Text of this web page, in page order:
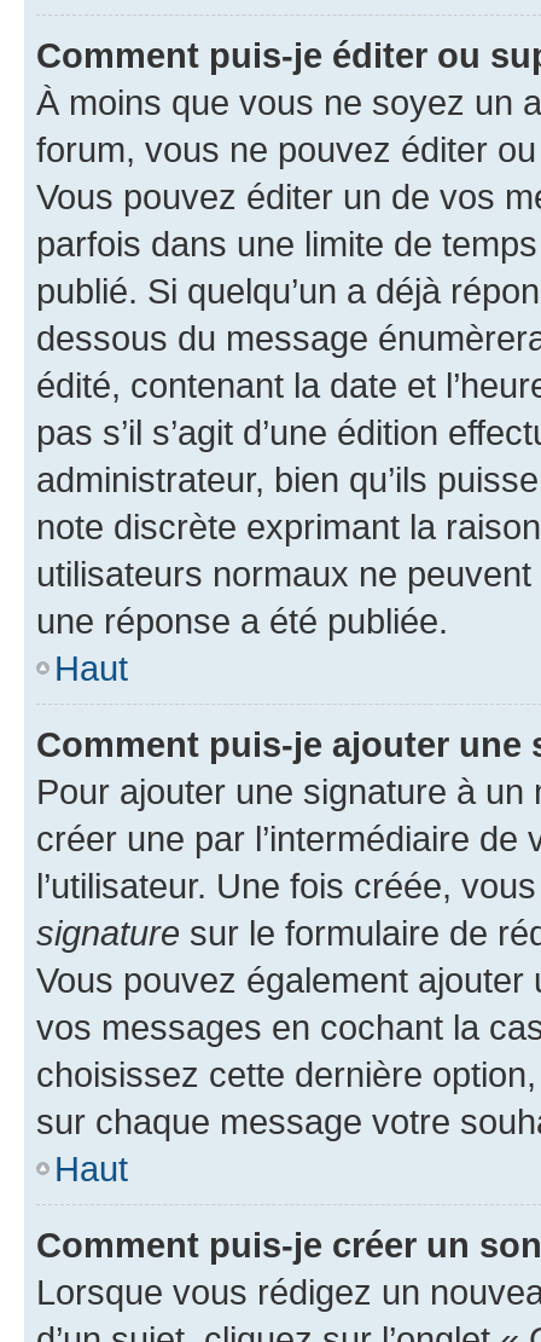
Comment puis-je éditer ou
À moins que vous ne soyez un
forum, vous ne pouvez éditer
Vous pouvez éditer un de vos
parfois dans une limite de
publié. Si quelqu’un a déjà
dessous du message
édité, contenant la date et
pas s’il s’agit d’une édition
administrateur, bien qu’ils
note discrète exprimant la
utilisateurs normaux ne
une réponse a été publiée.
Haut
Comment puis-je ajouter une
Pour ajouter une signature à un
créer une par l’intermédiaire
l’utilisateur. Une fois créée,
signature sur le formulaire de
Vous pouvez également
vos messages en cochant la
choisissez cette dernière
sur chaque message votre
Haut
Comment puis-je créer un
Lorsque vous rédigez un